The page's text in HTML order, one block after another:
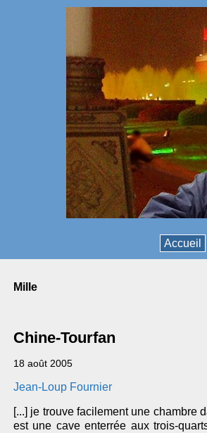
Accueil
mille
Chine-Tourfan
18 août 2005
Jean-Loup Fournier
[...] je trouve facilement une chambre
est une cave enterrée aux trois-